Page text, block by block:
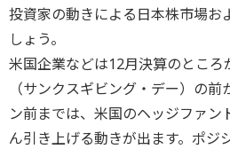
投資家の動きによる日本株市場お
しょう。
米国企業などは12月決算のとこ
（サンクスギビング・デー）の
ン前までは、米国のヘッジファン
ん引き上げる動きが出ます。ポジ